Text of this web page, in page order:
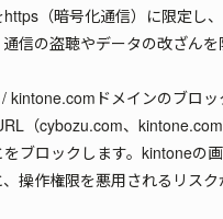
（暗号化通信）に限定し
信の盗聴やデータの改ざんを
kintone.comドメインのブロッ
（cybozu.com、
をブロックします。kintoneの
操作権限を悪用されるリスク